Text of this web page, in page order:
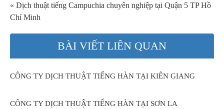
« Dịch thuật tiếng Campuchia chuyên nghiệp tại Quận 5 TP Hồ
Chí Minh
BÀI VIẾT LIÊN QUAN
CÔNG TY DỊCH THUẬT TIẾNG HÀN TẠI KIÊN GIANG
CÔNG TY DỊCH THUẬT TIẾNG HÀN TẠI SƠN LA